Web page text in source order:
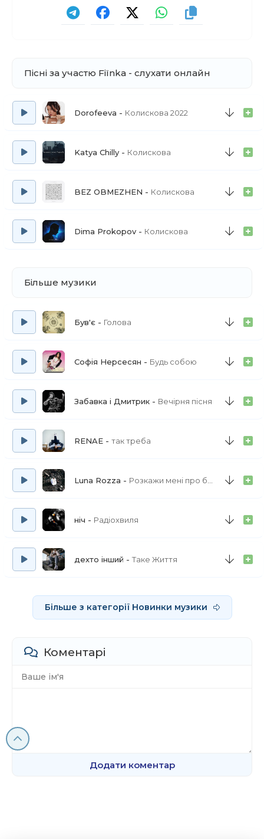
Пісні за участю Fiїnka - слухати онлайн
Dorofeeva Колискова 2022
Katya Chilly Колискова
BEZ OBMEZHEN Колискова
Dima Prokopov Колискова
Більше музики
Був'є Голова
Софія Нерсесян Будь собою
Забавка і Дмитрик Вечірня пісня
RENAE так треба
Luna Rozza Розкажи мені про біль
ніч Радіохвиля
дехто інший Таке Життя
Більше з категорії Новинки музики
Коментарі
Додати коментар